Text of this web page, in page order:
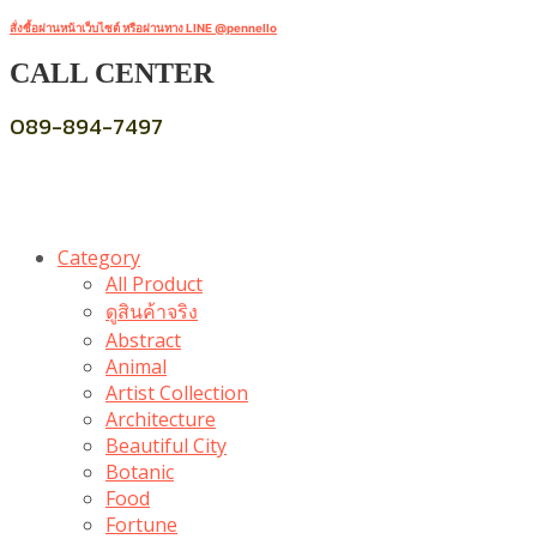
สั่งซื้อผ่านหน้าเว็บไซต์ หรือผ่านทาง LINE @pennello
CALL CENTER
089-894-7497
Category
All Product
ดูสินค้าจริง
Abstract
Animal
Artist Collection
Architecture
Beautiful City
Botanic
Food
Fortune